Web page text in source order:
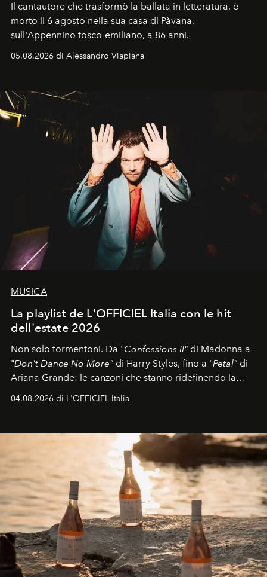
Il cantautore che trasformò la ballata in letteratura, è
morto il 6 agosto nella sua casa di Pàvana,
sull'Appennino tosco-emiliano, a 86 anni.
05.08.2026 di Alessandro Viapiana
MUSICA
La playlist de L'OFFICIEL Italia con le hit
dell'estate 2026
Non solo tormentoni. Da "Confessions II" di Madonna a
"Don't Dance No More" di Harry Styles, fino a "Petal" di
Ariana Grande: le canzoni che stanno ridefinendo la
colonna sonora della stagione.
04.08.2026 di L'OFFICIEL Italia